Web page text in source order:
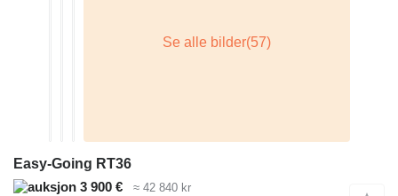
Easy-Going RT36
3 900 €
≈ 42 840 kr